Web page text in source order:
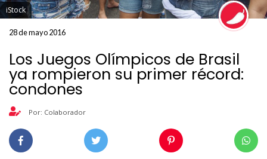
iStock
28 de mayo 2016
Los Juegos Olímpicos de Brasil
ya rompieron su primer récord:
condones
Por: Colaborador